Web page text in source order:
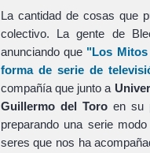
La cantidad de cosas que
colectivo. La gente de
anunciando que "Los
forma de serie de
compañía que junto a
Guillermo del Toroen su
preparando una serie
seres que nos ha